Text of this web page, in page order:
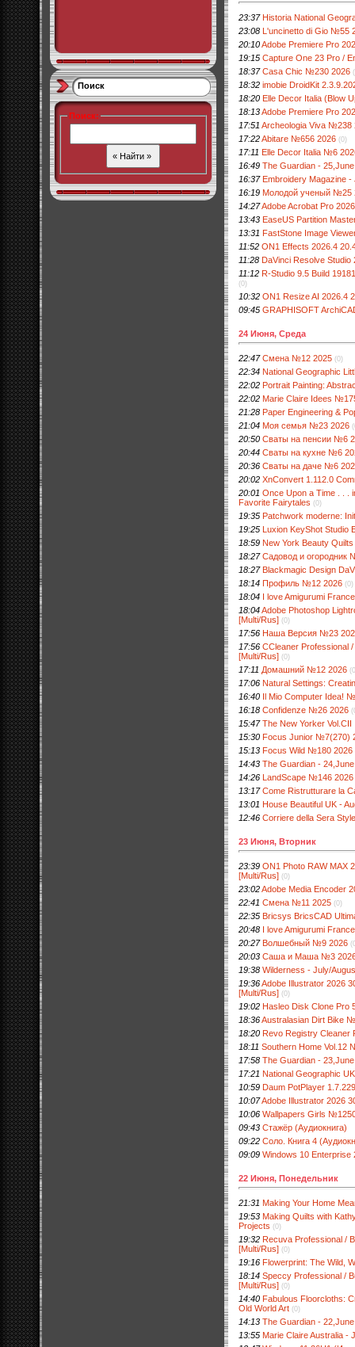
Поиск
Поиск:
23:37 Historia National
23:08 L'uncinetto di Gio №55
20:10Adobe Premiere Pro
19:15 Capture One 23 Pro /
18:37 Casa Chic №230 2026
18:32 imobie DroidKit
18:20 Elle Decor Italia (Blow
18:13Adobe Premiere Pro
17:51 Archeologia Viva №238
17:22Abitare №656 2026 (0)
17:11 Elle Decor Italia №6
16:49 The Guardian -
16:37 Embroidery Magazine
16:19 Молодой ученый №25
14:27Adobe Acrobat Pro
13:43 EaseUS Partition
13:31 FastStone Image
11:52 ON1 Effects 2026.4
11:28 DaVinci Resolve Studio
11:12 R-Studio 9.5 Build
(0)
10:32 ON1 Resize AI 2026.4
09:45 GRAPHISOFT
24 Июня, Среда
22:47 Смена №12 2025 (0)
22:34 National Geographic
22:02 Portrait Painting:
22:02 Marie Claire Idees
21:28 Paper Engineering &
21:04 Моя семья №23 2026
20:50 Сваты на пенсии №6
20:44 Сваты на кухне №6
20:36 Сваты на даче №6
20:02 XnConvert 1.112.0
20:01 Once Upon a Time . . .
Favorite Fairytales (0)
19:35 Patchwork moderne:
19:25 Luxion KeyShot Studio
18:59 New York Beauty
18:27 Садовод и огородник
18:27 Blackmagic Design
18:14 Профиль №12 2026 (0)
18:04 I love Amigurumi
18:04Adobe Photoshop
[Multi/Rus] (0)
17:56 Наша Версия №23
17:56 CCleaner Professional
[Multi/Rus] (0)
17:11 Домашний №12 2026
17:06 Natural Settings:
16:40 Il Mio Computer Idea!
16:18 Confidenze №26 2026
15:47 The New Yorker
15:30 Focus Junior №7(270)
15:13 Focus Wild №180 2026
14:43 The Guardian -
14:26 LandScape №146 2026
13:17 Come Ristrutturare la
13:01 House Beautiful UK -
12:46 Corriere della Sera
23 Июня, Вторник
23:39 ON1 Photo RAW MAX
[Multi/Rus] (0)
23:02Adobe Media Encoder
22:41 Смена №11 2025 (0)
22:35 Bricsys BricsCAD
20:48 I love Amigurumi
20:27 Волшебный №9 2026
20:03 Саша и Маша №3
19:38 Wilderness - July/
19:36Adobe Illustrator 2026
[Multi/Rus] (0)
19:02 Hasleo Disk Clone Pro
18:36Australasian Dirt Bike
18:20 Revo Registry Cleaner
18:11 Southern Home Vol.12
17:58 The Guardian -
17:21 National Geographic
10:59 Daum PotPlayer
10:07Adobe Illustrator 2026
10:06 Wallpapers Girls
09:43 Стажёр (Аудиокнига)
09:22 Соло. Книга 4
09:09 Windows 10
22 Июня, Понедельник
21:31 Making Your Home
19:53 Making Quilts with
Projects (0)
19:32 Recuva Professional /
[Multi/Rus] (0)
19:16 Flowerprint: The Wild,
18:14 Speccy Professional /
[Multi/Rus] (0)
14:40 Fabulous Floorcloths:
Old World Art (0)
14:13 The Guardian -
13:55 Marie Claire Australia -